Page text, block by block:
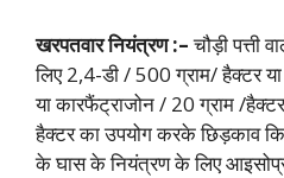
खरपतवार नियंत्रण :–चौड़ी पत्ती
लिए 2,4-डी / 500 ग्राम/ हैक्टर
या कारफैंट्राजोन / 20 ग्राम /
हैक्टर का उपयोग करके छिड़काव
के घास के नियंत्रण के लिए